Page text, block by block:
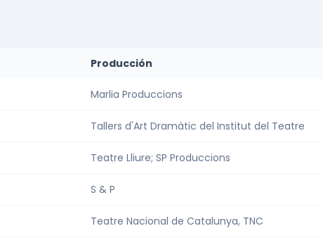
Producción
Marlia Produccions
Tallers d'Art Dramàtic del Institut del Teatre
Teatre Lliure; SP Produccions
S & P
Teatre Nacional de Catalunya, TNC